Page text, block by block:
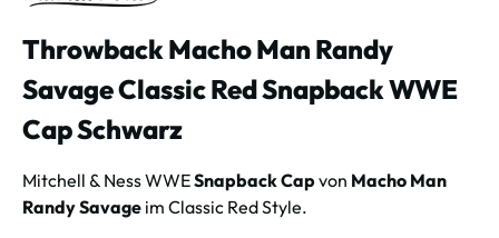
Throwback Macho Man Randy
Savage Classic Red Snapback WWE
Cap Schwarz
Mitchell & Ness WWESnapback Cap von Macho Man
Randy Savage im Classic Red Style.